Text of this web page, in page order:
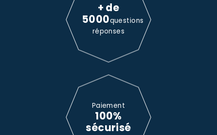
+ de
5000questions
réponses
Paiement
100%
sécurisé